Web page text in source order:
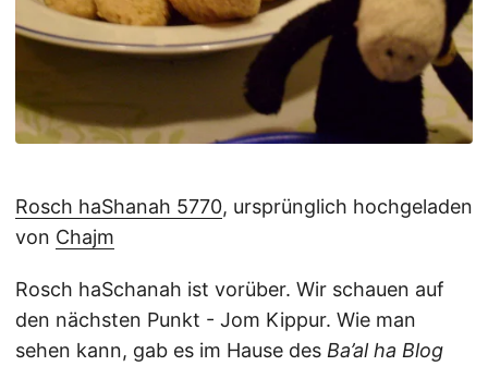
Rosch haShanah 5770, ursprünglich hochgeladen
von Chajm
Rosch haSchanah ist vorüber. Wir schauen auf
den nächsten Punkt - Jom Kippur. Wie man
sehen kann, gab es im Hause des Ba’al ha Blog